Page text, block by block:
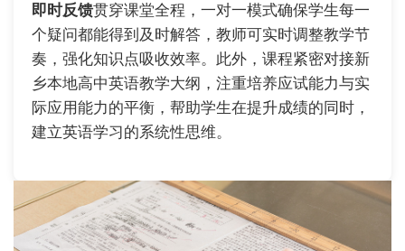
即时反馈贯穿课堂全程，一对一模式确保学生每一
个疑问都能得到及时解答，教师可实时调整教学节
奏，强化知识点吸收效率。此外，课程紧密对接新
乡本地高中英语教学大纲，注重培养应试能力与实
际应用能力的平衡，帮助学生在提升成绩的同时，
建立英语学习的系统性思维。